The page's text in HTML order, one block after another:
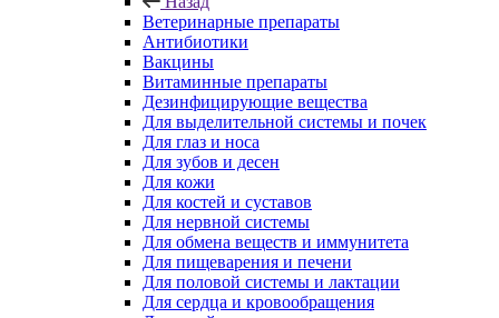
Ветеринарные препараты
Антибиотики
Вакцины
Витаминные препараты
Дезинфицирующие вещества
Для выделительной системы и почек
Для глаз и носа
Для зубов и десен
Для кожи
Для костей и суставов
Для нервной системы
Для обмена веществ и иммунитета
Для пищеварения и печени
Для половой системы и лактации
Для сердца и кровообращения